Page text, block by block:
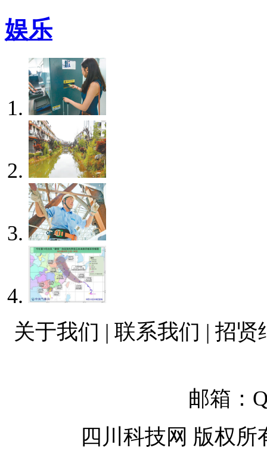
娱乐
关于我们 | 联系我们 | 招
邮箱：
四川科技网 版权